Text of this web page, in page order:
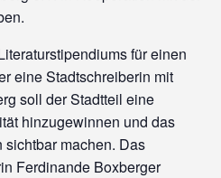
für einen
eine Stadtschreiberin mit
soll der Stadtteil eine
hinzugewinnen und das
machen. Das
Ferdinande Boxberger